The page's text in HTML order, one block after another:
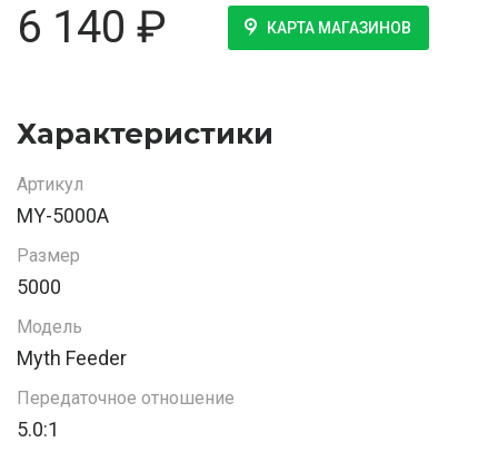
6 140 ₽ КАРТА МАГАЗИНОВ
Характеристики
Артикул
MY-5000A
Размер
5000
Модель
Myth Feeder
Передаточное отношение
5.0:1